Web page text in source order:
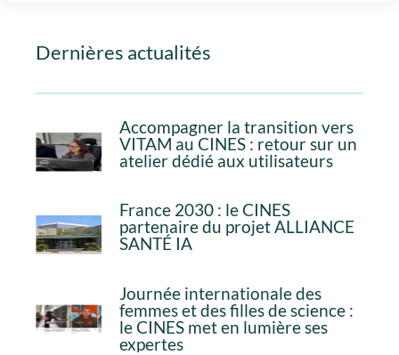
Dernières actualités
Accompagner la transition vers
VITAM au CINES : retour sur un
atelier dédié aux utilisateurs
France 2030 : le CINES
partenaire du projet ALLIANCE
SANTÉ IA
Journée internationale des
femmes et des filles de science :
le CINES met en lumière ses
expertes